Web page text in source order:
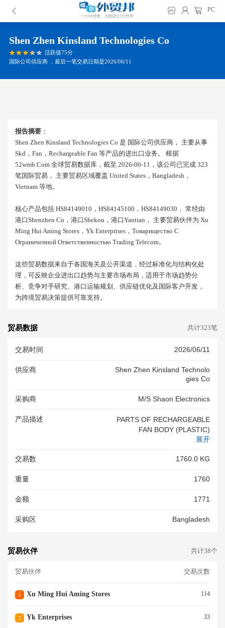
PC
Shen Zhen Kinsland Technologies Co
活跃值75分
国际公司供应商 ，最后一笔交易日期是2026/06/11
报告摘要 ：
Shen Zhen Kinsland Technologies Co 是 国际公司供应商， 主要从事
Skd，fan，rechargeable Fan 等产品的进出口业务。 根据
52wmb.com 全球贸易数据库，截至 2026-06-11，该公司已完成 323
笔国际贸易， 主要贸易区域覆盖 United States，bangladesh，
Vietnam 等地。
核心产品包括 HS84149010，HS84145100，HS84149030， 常经由
港口shenzhen Cn，港口shekou，港口yantian， 主要贸易伙伴为 Xu
Ming Hui Aming Stores，yk Enterprises，товарищество С
Ограниченной Ответственностью Trading Telecom。
这些贸易数据来自于各国海关及公开渠道，经过标准化与结构化处
理，可反映企业进出口趋势与主要市场布局，适用于市场趋势分
析、竞争对手研究、港口运输规划、供应链优化及国际客户开发，
为跨境贸易决策提供可靠支持。
贸易数据 共计323笔
交易时间 2026/06/11
供应商
Shen Zhen Kinsland Technolo
Gies Co
采购商 M/s Shaon Electronics
产品描述
PARTS OF RECHARGEABLE
FAN BODY (PLASTIC)
展开
交易数 1760.0 KG
重量 1760
金额 1771
采购区 Bangladesh
贸易伙伴 共计38个
贸易伙伴 交易次数
1 Xu Ming Hui Aming Stores 114
2 Yk Enterprises 33